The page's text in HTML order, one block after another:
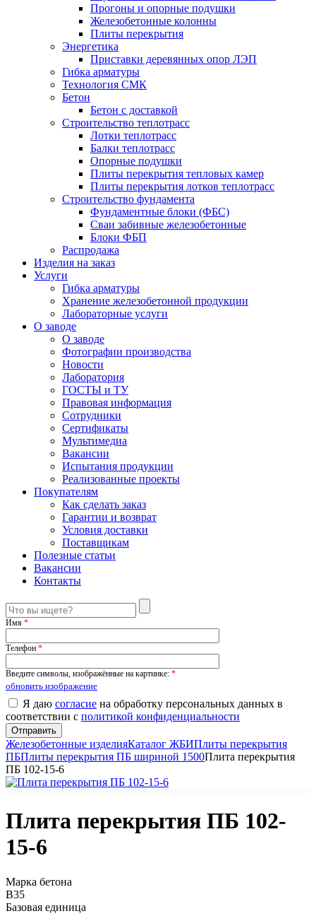
Прогоны и опорные подушки
Железобетонные колонны
Плиты перекрытия
Энергетика
Приставки деревянных опор ЛЭП
Гибка арматуры
Технология СМК
Бетон
Бетон с доставкой
Строительство теплотрасс
Лотки теплотрасс
Балки теплотрасс
Опорные подушки
Плиты перекрытия тепловых камер
Плиты перекрытия лотков теплотрасс
Строительство фундамента
Фундаментные блоки (ФБС)
Сваи забивные железобетонные
Блоки ФБП
Распродажа
Изделия на заказ
Услуги
Гибка арматуры
Хранение железобетонной продукции
Лабораторные услуги
О заводе
О заводе
Фотографии производства
Новости
Лаборатория
ГОСТЫ и ТУ
Правовая информация
Сотрудники
Сертификаты
Мультимедиа
Вакансии
Испытания продукции
Реализованные проекты
Покупателям
Как сделать заказ
Гарантии и возврат
Условия доставки
Поставщикам
Полезные статьи
Вакансии
Контакты
Имя *
Телефон *
Введите символы, изображённые на картинке: *
обновить изображение
Я даю согласие на обработку персональных данных в
соответствии с политикой конфиденциальности
Железобетонные изделияКаталог ЖБИПлиты перекрытия
ПБПлиты перекрытия ПБ шириной 1500Плита перекрытия
ПБ 102-15-6
Плита перекрытия ПБ 102-
15-6
Марка бетона
B35
Базовая единица